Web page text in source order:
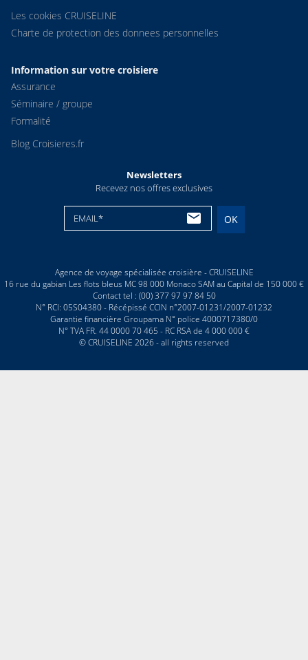
Les cookies CRUISELINE
Charte de protection des donnees personnelles
Information sur votre croisiere
Assurance
Séminaire / groupe
Formalité
Blog Croisieres.fr
Newsletters
Recevez nos offres exclusives
EMAIL* OK
Agence de voyage spécialisée croisière - CRUISELINE
16 rue du gabian Les flots bleus MC 98 000 Monaco SAM au Capital de 150 000 €
Contact tel : (00) 377 97 97 84 50
N° RCI: 05S04380 - Récépissé CCIN n°2007-01231/2007-01232
Garantie financière Groupama N° police 4000717380/0
N° TVA FR. 44 0000 70 465 - RC RSA de 4 000 000 €
© CRUISELINE 2026 - all rights reserved